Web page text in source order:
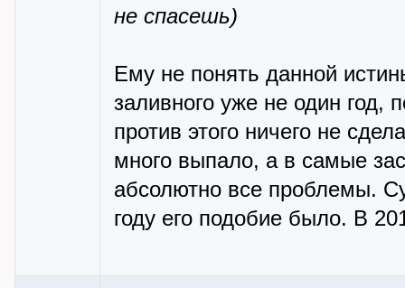
не спасешь)
Ему не понять данной
заливного уже не один год,
против этого ничего не
много выпало, а в самые
абсолютно все проблемы.
году его подобие было. В